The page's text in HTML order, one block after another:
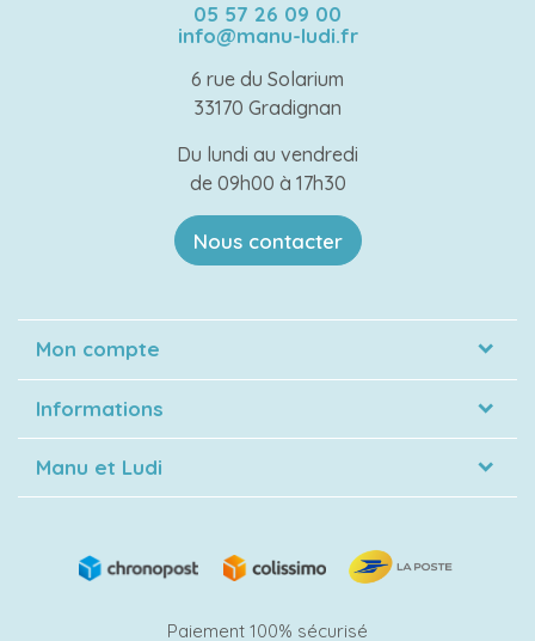
05 57 26 09 00
info@manu-ludi.fr
6 rue du Solarium
33170 Gradignan
Du lundi au vendredi
de 09h00 à 17h30
Nous contacter
Mon compte
Informations
Manu et Ludi
Paiement 100% sécurisé